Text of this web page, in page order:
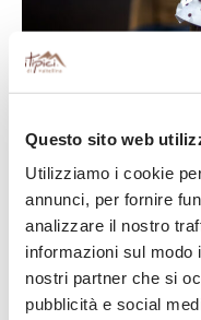
Questo sito web
Utilizziamo i cookie
annunci, per fornire
analizzare il nostro
informazioni sul
nostri partner che si
pubblicità e social